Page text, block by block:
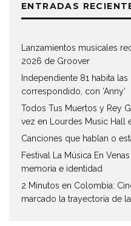
ENTRADAS
Lanzamientos musicales
2026 de Groover
Independiente 81 habita
correspondido, con ‘Anny’
Todos Tus Muertos y Rey
vez en Lourdes Music Hall
Canciones que hablan o
Festival La Música En
memoria e identidad
2 Minutos en Colombia:
marcado la trayectoria de